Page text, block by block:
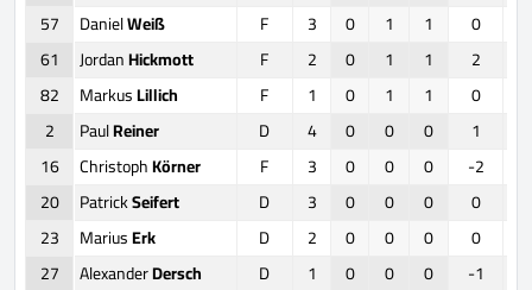
57
DanielWeiß F 3 0 1 1 0
61
JordanHickmott F 2 0 1 1 2
82
MarkusLillich F 1 0 1 1 0
2
PaulReiner D 4 0 0 0 1
16
ChristophKörner F 3 0 0 0 -2
20
PatrickSeifert D 3 0 0 0 0
23
MariusErk D 2 0 0 0 0
27
AlexanderDersch D 1 0 0 0 -1